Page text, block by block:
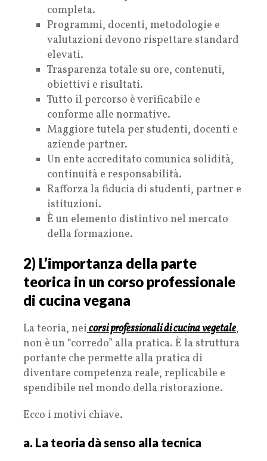
completa.
Programmi, docenti, metodologie e
valutazioni devono rispettare standard
elevati.
Trasparenza totale su ore, contenuti,
obiettivi e risultati.
Tutto il percorso è verificabile e
conforme alle normative.
Maggiore tutela per studenti, docenti e
aziende partner.
Un ente accreditato comunica solidità,
continuità e responsabilità.
Rafforza la fiducia di studenti, partner e
istituzioni.
È un elemento distintivo nel mercato
della formazione.
2) L’importanza della parte
teorica in un corso professionale
di cucina vegana
La teoria, neicorsi professionali di cucina vegetale,
non è un “corredo” alla pratica. È la struttura
portante che permette alla pratica di
diventare competenza reale, replicabile e
spendibile nel mondo della ristorazione.
Ecco i motivi chiave.
a. La teoria dà senso alla tecnica